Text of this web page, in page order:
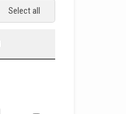
Select all